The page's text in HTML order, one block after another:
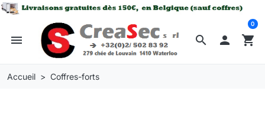
search
menu  shopping_cart
0
Accueil Coffres-forts